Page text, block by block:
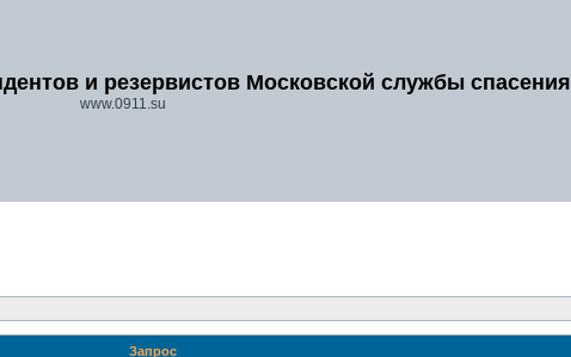
и резервистов Московской службы спасения
www.0911.su
Запрос